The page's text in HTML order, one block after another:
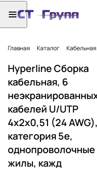
Главная Каталог
Hyperline Cборка
кабельная, 6
кабелей U/UTP
4х2х0,51 (24 AWG),
категория 5e,
однопроволочные
жилы, кажд